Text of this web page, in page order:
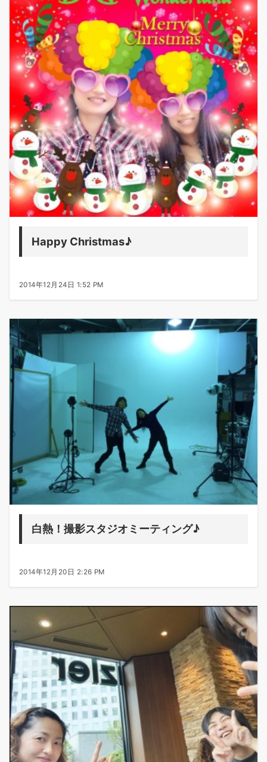
Happy Christmas♪
2014年12月24日 1:52 PM
白熱！撮影スタジオミーティング♪
2014年12月20日 2:26 PM